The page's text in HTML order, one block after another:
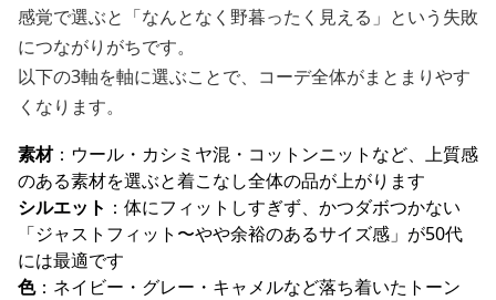
感覚で選ぶと「なんとなく野暮ったく見える」という失敗
につながりがちです。
以下の3軸を軸に選ぶことで、コーデ全体がまとまりやす
くなります。
素材：ウール・カシミヤ混・コットンニットなど、上質感
のある素材を選ぶと着こなし全体の品が上がります
シルエット ：体にフィットしすぎず、かつダボつかない
「ジャストフィット〜やや余裕のあるサイズ感」が50代
には最適です
色：ネイビー・グレー・キャメルなど落ち着いたトーン